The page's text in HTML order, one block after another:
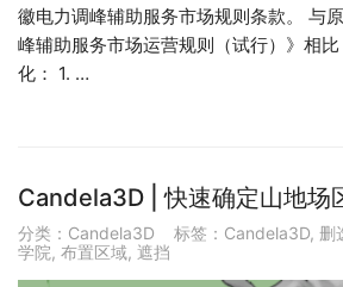
徽电力调峰辅助服务市场规则条款。 与
峰辅助服务市场运营规则（试行）》相
化： 1. …
Candela3D | 快速确定山地场
分类： Candela3D 标签： Candela3D, 删
学院, 布置区域, 遮挡